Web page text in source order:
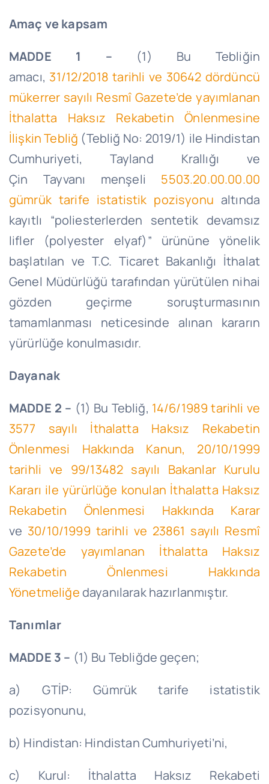
Amaç ve kapsam
MADDE 1 – (1) Bu Tebliğin
amacı, 31/12/2018 tarihli ve 30642 dördüncü
mükerrer sayılı Resmî Gazete’de yayımlanan
İthalatta Haksız Rekabetin Önlenmesine
İlişkin Tebliğ (Tebliğ No: 2019/1) ile Hindistan
Cumhuriyeti, Tayland Krallığı ve
Çin Tayvanı menşeli 5503.20.00.00.00
gümrük tarife istatistik pozisyonu altında
kayıtlı “poliesterlerden sentetik devamsız
lifler (polyester elyaf)” ürününe yönelik
başlatılan ve T.C. Ticaret Bakanlığı İthalat
Genel Müdürlüğü tarafından yürütülen nihai
gözden geçirme soruşturmasının
tamamlanması neticesinde alınan kararın
yürürlüğe konulmasıdır.
Dayanak
MADDE 2 – (1) Bu Tebliğ, 14/6/1989 tarihli ve
3577 sayılı İthalatta Haksız Rekabetin
Önlenmesi Hakkında Kanun,
20/10/1999
tarihli ve 99/13482 sayılı Bakanlar Kurulu
Kararı ile yürürlüğe konulan İthalatta Haksız
Rekabetin Önlenmesi Hakkında Karar
ve 30/10/1999 tarihli ve 23861 sayılı Resmî
Gazete’de yayımlanan
İthalatta Haksız
Rekabetin Önlenmesi Hakkında
Yönetmeliğedayanılarak hazırlanmıştır.
Tanımlar
MADDE 3 – (1) Bu Tebliğde geçen;
a) GTİP: Gümrük tarife istatistik
pozisyonunu,
b) Hindistan: Hindistan Cumhuriyeti’ni,
c) Kurul: İthalatta Haksız Rekabeti